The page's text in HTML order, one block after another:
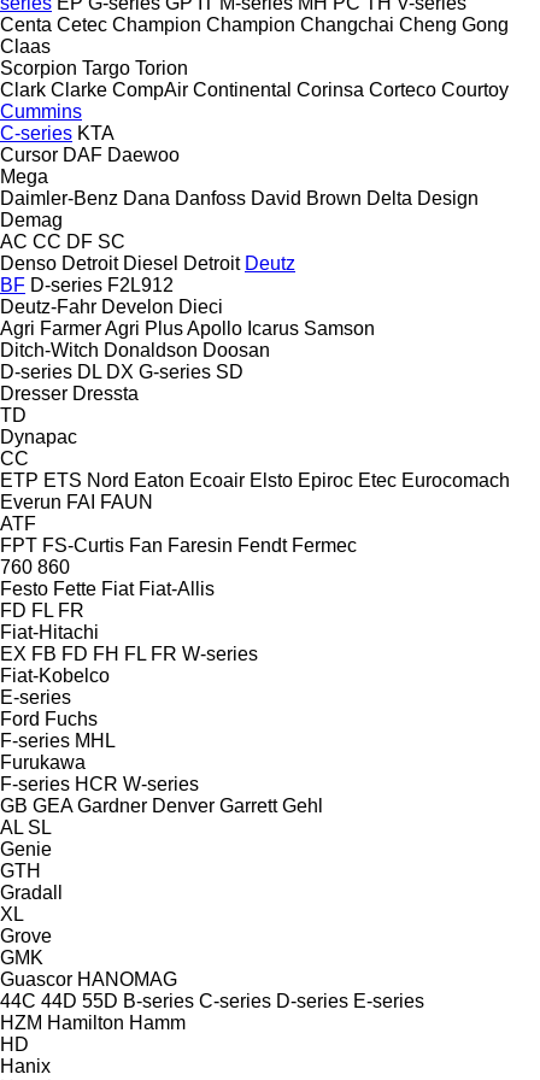
Centa Cetec Champion Champion Changchai Cheng Gong
Claas
Scorpion Targo Torion
Clark Clarke CompAir Continental Corinsa Corteco Courtoy
Cummins
C-series KTA
Cursor DAF Daewoo
Mega
Daimler-Benz Dana Danfoss David Brown Delta Design
Demag
AC CC DF SC
Denso Detroit Diesel Detroit Deutz
BF D-series F2L912
Deutz-Fahr Develon Dieci
Agri FarmerAgri PlusApollo Icarus Samson
Ditch-Witch Donaldson Doosan
D-series DL DX G-series SD
Dresser Dressta
TD
Dynapac
CC
ETP ETS Nord Eaton Ecoair Elsto Epiroc Etec Eurocomach
Everun FAI FAUN
ATF
FPT FS-Curtis Fan Faresin Fendt Fermec
760 860
Festo Fette Fiat Fiat-Allis
FD FL FR
Fiat-Hitachi
EX FB FD FH FL FR W-series
Fiat-Kobelco
E-series
Ford Fuchs
F-series MHL
Furukawa
F-series HCR W-series
GB GEA Gardner Denver Garrett Gehl
AL SL
Genie
GTH
Gradall
XL
Grove
GMK
Guascor HANOMAG
44C 44D 55D B-series C-series D-series E-series
HZM Hamilton Hamm
HD
Hanix